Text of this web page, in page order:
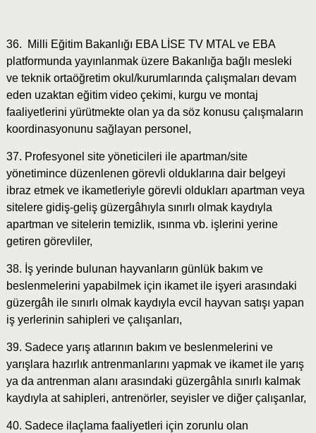
36. Milli Eğitim Bakanlığı EBA LİSE TV MTAL ve EBA
platformunda yayınlanmak üzere Bakanlığa bağlı mesleki
ve teknik ortaöğretim okul/kurumlarında çalışmaları devam
eden uzaktan eğitim video çekimi, kurgu ve montaj
faaliyetlerini yürütmekte olan ya da söz konusu çalışmaların
koordinasyonunu sağlayan personel,
37. Profesyonel site yöneticileri ile apartman/site
yönetimince düzenlenen görevli olduklarına dair belgeyi
ibraz etmek ve ikametleriyle görevli oldukları apartman veya
sitelere gidiş-geliş güzergâhıyla sınırlı olmak kaydıyla
apartman ve sitelerin temizlik, ısınma vb. işlerini yerine
getiren görevliler,
38. İş yerinde bulunan hayvanların günlük bakım ve
beslenmelerini yapabilmek için ikamet ile işyeri arasındaki
güzergâh ile sınırlı olmak kaydıyla evcil hayvan satışı yapan
iş yerlerinin sahipleri ve çalışanları,
39. Sadece yarış atlarının bakım ve beslenmelerini ve
yarışlara hazırlık antrenmanlarını yapmak ve ikamet ile yarış
ya da antrenman alanı arasındaki güzergâhla sınırlı kalmak
kaydıyla at sahipleri, antrenörler, seyisler ve diğer çalışanlar,
40. Sadece ilaçlama faaliyetleri için zorunlu olan